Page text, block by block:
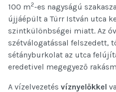
100 m2-es nagyságú
újjáépült a Türr István utca
szintkülönbségei miatt. Az
szétválogatással felszedett,
sétányburkolat az utca
eredetivel megegyező
A vízelvezetés víznyelőkkel